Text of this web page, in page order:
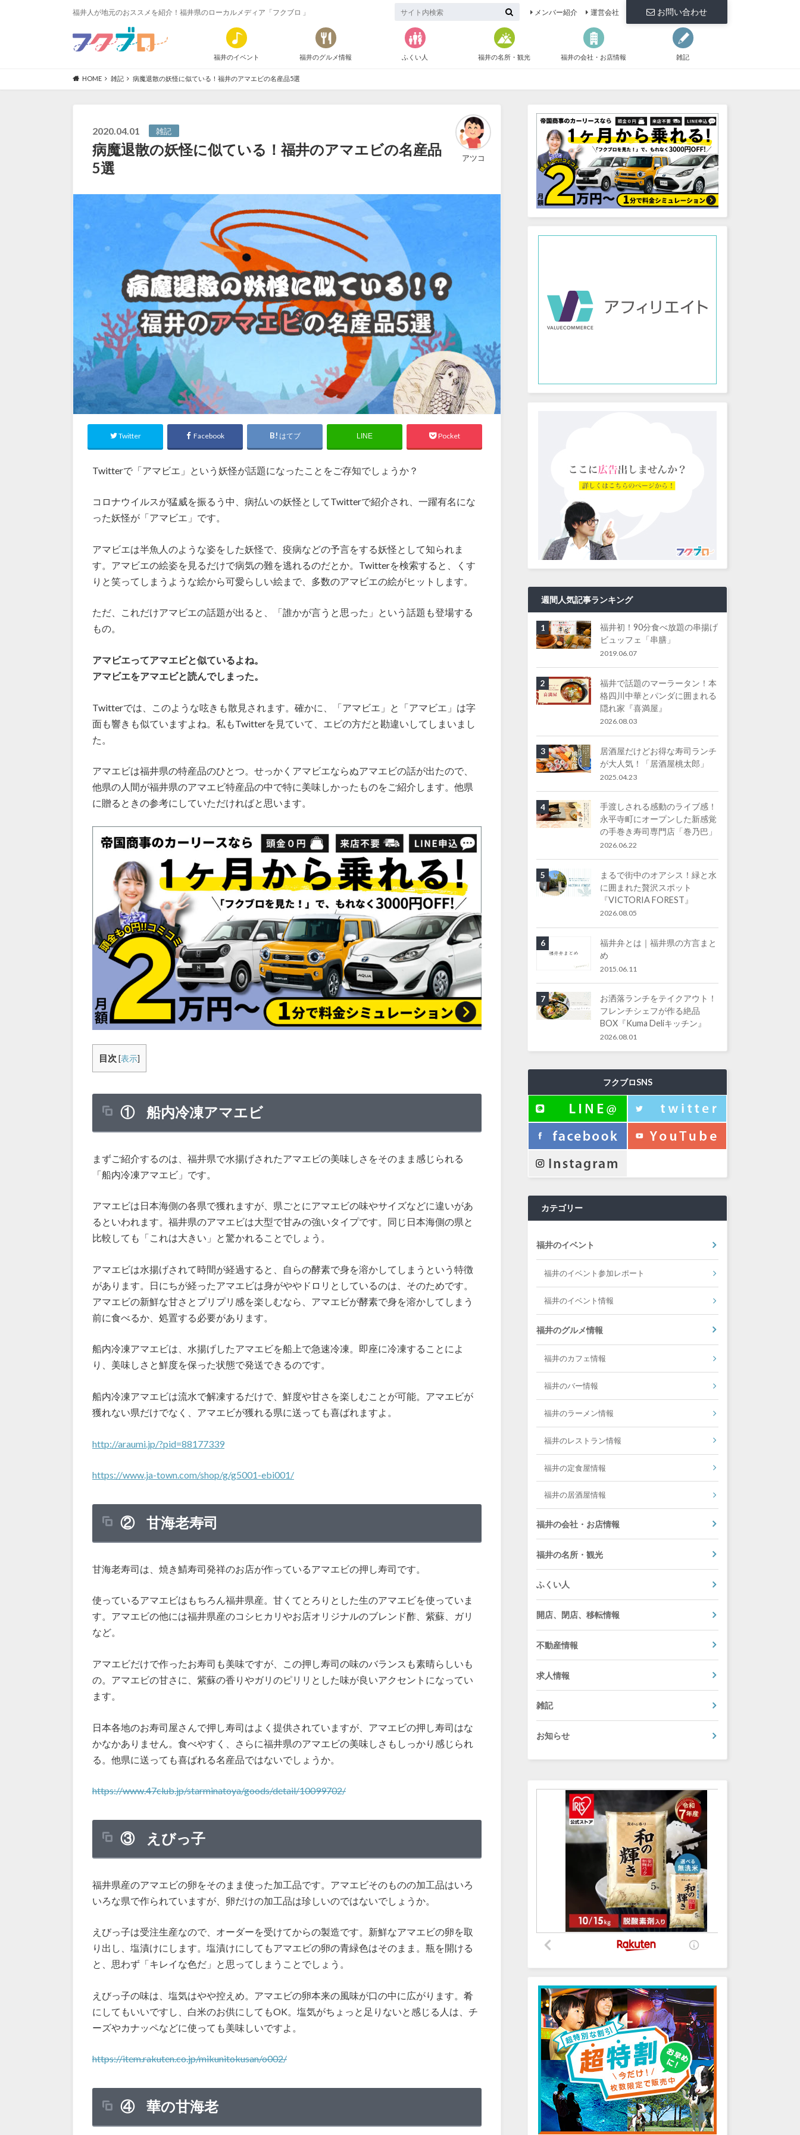
福井人が地元のおススメを紹介！福井県のローカルメディア「フクブロ 」 お問い合わせ
メンバー紹介 運営会社
福井のイベント 福井のグルメ情報 ふくい人 福井の名所・観光 福井の会社・お店情報 雑記
HOME 雑記 病魔退散の妖怪に似ている！福井のアマエビの名産品5選
2020.04.01 雑記
病魔退散の妖怪に似ている！福井のアマエビの名産品
5選
アツコ
Twitter Facebook はてブ LINE Pocket
Twitterで「アマビエ」という妖怪が話題になったことをご存知でしょうか？
コロナウイルスが猛威を振るう中、病払いの妖怪としてTwitterで紹介され、一躍有名にな
った妖怪が「アマビエ」です。
アマビエは半魚人のような姿をした妖怪で、疫病などの予言をする妖怪として知られま
す。アマビエの絵姿を見るだけで病気の難を逃れるのだとか。Twitterを検索すると、くす
りと笑ってしまうような絵から可愛らしい絵まで、多数のアマビエの絵がヒットします。
ただ、これだけアマビエの話題が出ると、「誰かが言うと思った」という話題も登場する
もの。
アマビエってアマエビと似ているよね。
アマビエをアマエビと読んでしまった。
Twitterでは、このような呟きも散見されます。確かに、「アマビエ」と「アマビエ」は字
面も響きも似ていますよね。私もTwitterを見ていて、エビの方だと勘違いしてしまいまし
た。
アマエビは福井県の特産品のひとつ。せっかくアマビエならぬアマエビの話が出たので、
他県の人間が福井県のアマエビ特産品の中で特に美味しかったものをご紹介します。他県
に贈るときの参考にしていただければと思います。
目次 [表示]
① 船内冷凍アマエビ
まずご紹介するのは、福井県で水揚げされたアマエビの美味しさをそのまま感じられる
「船内冷凍アマエビ」です。
アマエビは日本海側の各県で獲れますが、県ごとにアマエビの味やサイズなどに違いがあ
るといわれます。福井県のアマエビは大型で甘みの強いタイプです。同じ日本海側の県と
比較しても「これは大きい」と驚かれることでしょう。
アマエビは水揚げされて時間が経過すると、自らの酵素で身を溶かしてしまうという特徴
があります。日にちが経ったアマエビは身がややドロリとしているのは、そのためです。
アマエビの新鮮な甘さとプリプリ感を楽しむなら、アマエビが酵素で身を溶かしてしまう
前に食べるか、処置する必要があります。
船内冷凍アマエビは、水揚げしたアマエビを船上で急速冷凍。即座に冷凍することによ
り、美味しさと鮮度を保った状態で発送できるのです。
船内冷凍アマエビは流水で解凍するだけで、鮮度や甘さを楽しむことが可能。アマエビが
獲れない県だけでなく、アマエビが獲れる県に送っても喜ばれますよ。
http://araumi.jp/?pid=88177339
https://www.ja-town.com/shop/g/g5001-ebi001/
② 甘海老寿司
甘海老寿司は、焼き鯖寿司発祥のお店が作っているアマエビの押し寿司です。
使っているアマエビはもちろん福井県産。甘くてとろりとした生のアマエビを使っていま
す。アマエビの他には福井県産のコシヒカリやお店オリジナルのブレンド酢、紫蘇、ガリ
など。
アマエビだけで作ったお寿司も美味ですが、この押し寿司の味のバランスも素晴らしいも
の。アマエビの甘さに、紫蘇の香りやガリのピリリとした味が良いアクセントになってい
ます。
日本各地のお寿司屋さんで押し寿司はよく提供されていますが、アマエビの押し寿司はな
かなかありません。食べやすく、さらに福井県のアマエビの美味しさもしっかり感じられ
る。他県に送っても喜ばれる名産品ではないでしょうか。
https://www.47club.jp/starminatoya/goods/detail/10099702/
③ えびっ子
福井県産のアマエビの卵をそのまま使った加工品です。アマエビそのものの加工品はいろ
いろな県で作られていますが、卵だけの加工品は珍しいのではないでしょうか。
えびっ子は受注生産なので、オーダーを受けてからの製造です。新鮮なアマエビの卵を取
り出し、塩漬けにします。塩漬けにしてもアマエビの卵の青緑色はそのまま。瓶を開ける
と、思わず「キレイな色だ」と思ってしまうことでしょう。
えびっ子の味は、塩気はやや控えめ。アマエビの卵本来の風味が口の中に広がります。肴
にしてもいいですし、白米のお供にしてもOK。塩気がちょっと足りないと感じる人は、チ
ーズやカナッペなどに使っても美味しいですよ。
https://item.rakuten.co.jp/mikunitokusan/o002/
④ 華の甘海老
週間人気記事ランキング
1
福井初！90分食べ放題の串揚げ
ビュッフェ「串膳」
2019.06.07
2
福井で話題のマーラータン！本
格四川中華とパンダに囲まれる
隠れ家『喜満屋』
2026.08.03
3
居酒屋だけどお得な寿司ランチ
が大人気！「居酒屋桃太郎」
2025.04.23
4
手渡しされる感動のライブ感！
永平寺町にオープンした新感覚
の手巻き寿司専門店「巻乃巴」
2026.06.22
5
まるで街中のオアシス！緑と水
に囲まれた贅沢スポット
『VICTORIA FOREST』
2026.08.05
6
福井弁とは｜福井県の方言まと
め
2015.06.11
7
お洒落ランチをテイクアウト！
フレンチシェフが作る絶品
BOX『Kuma Deliキッチン』
2026.08.01
フクブロSNS
カテゴリー
福井のイベント
福井のイベント参加レポート
福井のイベント情報
福井のグルメ情報
福井のカフェ情報
福井のバー情報
福井のラーメン情報
福井のレストラン情報
福井の定食屋情報
福井の居酒屋情報
福井の会社・お店情報
福井の名所・観光
ふくい人
開店、閉店、移転情報
不動産情報
求人情報
雑記
お知らせ